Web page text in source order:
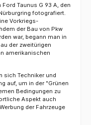
Taunus G 93 A, den
fotografiert.
Vorkriegs-
der Bau von Pkw
war, begann man in
der zweitürigen
amerikanischen
sich Techniker und
auf, um in der "Grünen
Bedingungen zu
Aspekt auch
der Fahrzeuge